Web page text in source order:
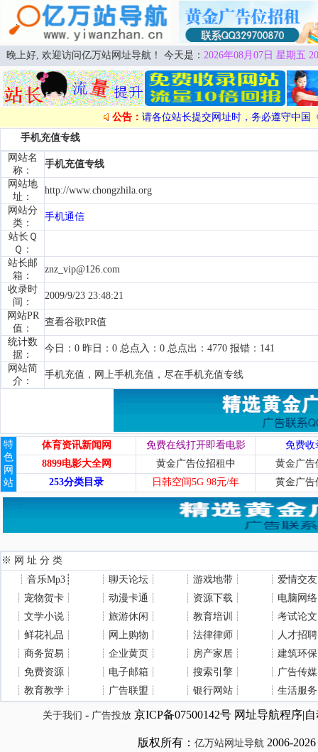
晚上好, 欢迎访问亿万站网址导航！ 今天是： 2026年08月07日 星期五
公告： 请各位站长提交网址时，务必遵守中国
手机充值专线
网站名
称：
手机充值专线
网站地
址：
http://www.chongzhila.org
网站分
类：
手机通信
站长Ｑ
Ｑ：
站长邮
箱：
znz_vip@126.com
收录时
间：
2009/9/23 23:48:21
网站PR
值：
查看谷歌PR值
统计数
据：
今日：0 昨日：0 总点入：0 总点出：4770 报错：141
网站简
介：
手机充值，网上手机充值，尽在手机充值专线
特
色
网
站
体育资讯新闻网 免费在线打开即看电影
免费收
8899电影大全网
黄金广告位招租中
黄金广告
253分类目录
日韩空间5G 98元/年 黄金广告
※ 网 址 分 类
┊ 音乐Mp3 ┊ ┊ 聊天论坛 ┊ ┊ 游戏地带 ┊ ┊ 爱情交友
┊ 宠物贺卡 ┊ ┊ 动漫卡通 ┊ ┊ 资源下载 ┊ ┊ 电脑网络
┊ 文学小说 ┊ ┊ 旅游休闲 ┊ ┊ 教育培训 ┊ ┊ 考试论文
┊ 鲜花礼品 ┊ ┊ 网上购物 ┊ ┊ 法律律师 ┊ ┊ 人才招聘
┊ 商务贸易 ┊ ┊ 企业黄页 ┊ ┊ 房产家居 ┊ ┊ 建筑环保
┊ 免费资源 ┊ ┊ 电子邮箱 ┊ ┊ 搜索引擎 ┊ ┊ 广告传媒
┊ 教育教学 ┊ ┊ 广告联盟 ┊ ┊ 银行网站 ┊ ┊ 生活服务
关于我们 - 广告投放京ICP备07500142号 网址导航程序|
版权所有： 亿万站网址导航 2006-2026